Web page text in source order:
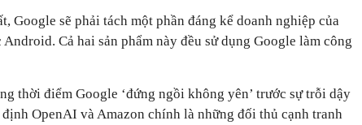
Google sẽ phải tách một phần đáng kể doanh nghiệp của
Cả hai sản phẩm này đều sử dụng Google làm công
thời điểm Google ‘đứng ngồi không yên’ trước sự trỗi dậy
định OpenAI và Amazon chính là những đối thủ cạnh tranh